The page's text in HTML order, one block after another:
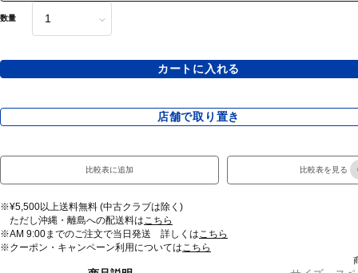
数量
カートに入れる
店舗で取り置き
比較表に追加 比較表を見る
※¥5,500以上送料無料 (中古クラブは除く)
ただし沖縄・離島への配送料は こちら
※AM 9:00までのご注文で当日発送 詳しくは こちら
※クーポン・キャンペーン利用については こちら